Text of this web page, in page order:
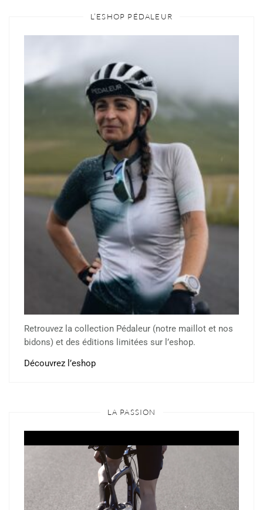
L’ESHOP PÉDALEUR
Retrouvez la collection Pédaleur (notre maillot et nos
bidons) et des éditions limitées sur l’eshop.
Découvrez l’eshop
LA PASSION